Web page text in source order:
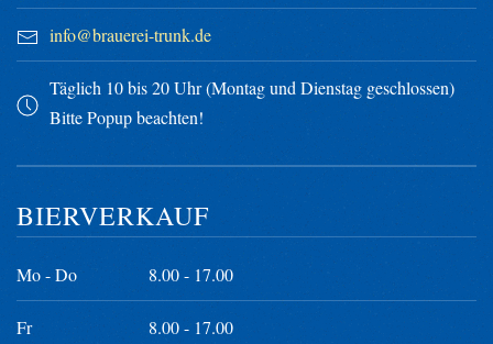
info@brauerei-trunk.de
Täglich 10 bis 20 Uhr (Montag und Dienstag geschlossen)
Bitte Popup beachten!
BIERVERKAUF
Mo - Do 8.00 - 17.00
Fr 8.00 - 17.00